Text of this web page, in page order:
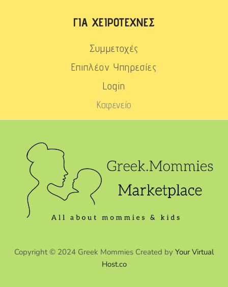
ΓΙΑ ΧΕΙΡΟΤΈΧΝΕΣ
Συμμετοχές
Επιπλέον Υπηρεσίες
Login
Καφενείο
Copyright © 2024 Greek Mommies Created by Your Virtual
Host.co